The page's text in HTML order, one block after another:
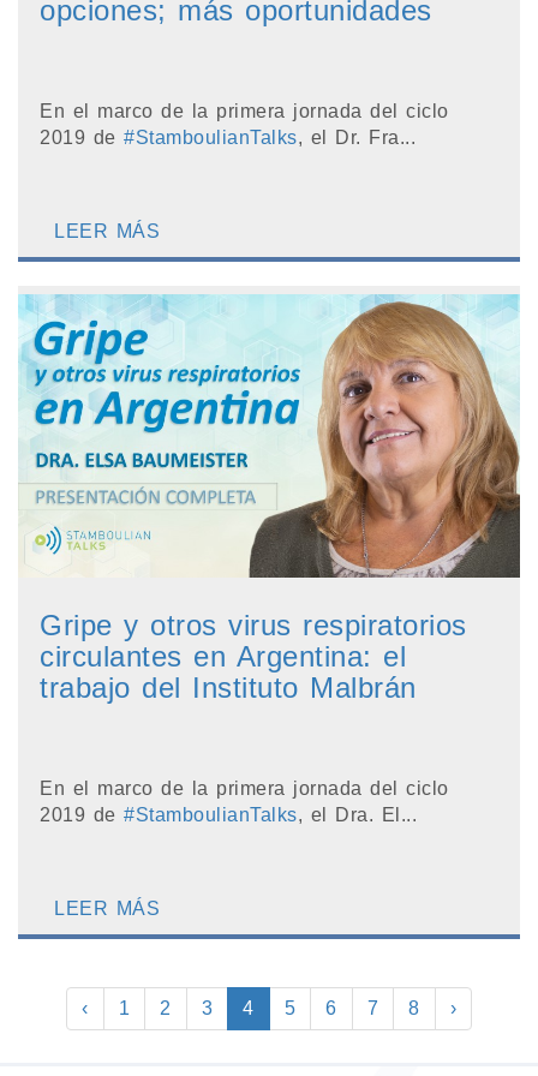
opciones; más oportunidades
En el marco de la primera jornada del ciclo
2019 de #StamboulianTalks, el Dr. Fra...
LEER MÁS
Gripe y otros virus respiratorios
circulantes en Argentina: el
trabajo del Instituto Malbrán
En el marco de la primera jornada del ciclo
2019 de #StamboulianTalks, el Dra. El...
LEER MÁS
‹ 1 2 3 4 5 6 7 8 ›